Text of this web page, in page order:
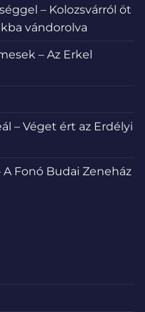
– Kolozsvárról öt
vándorolva
– Az Erkel
– Véget ért az Erdélyi
Fonó Budai Zeneház